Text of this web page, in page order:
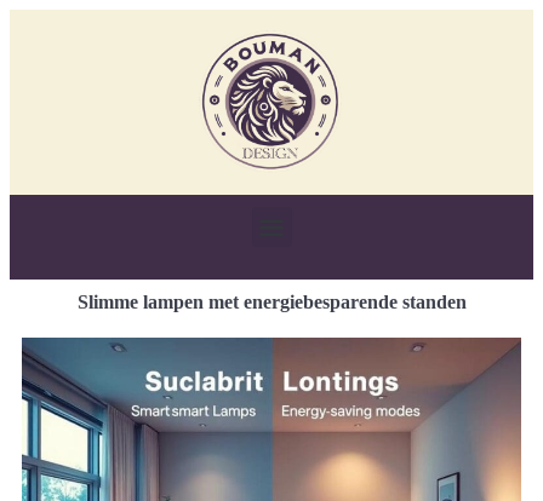
Slimme lampen met energiebesparende standen